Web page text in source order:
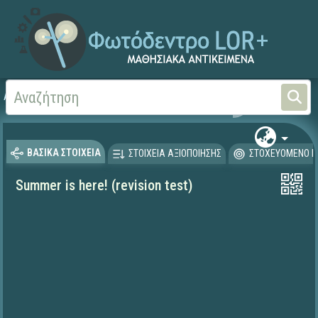
Αρχική Ξένες Γλώσσες -
ΒΑΣΙΚΑ ΣΤΟΙΧΕΙΑ ΣΤΟΙΧΕΙΑ ΑΞΙΟΠΟΙΗΣΗΣ ΣΤΟΧΕΥΟΜΕΝΟ
Summer is here! (revision test)